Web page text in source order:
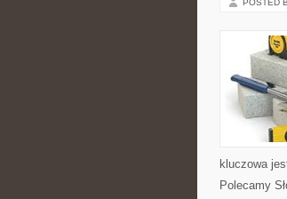
POSTED
kluczowa
Polecamy